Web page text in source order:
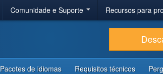
Comunidade e Suporte Recursos para
Pacotes de idiomas Requisitos técnicos